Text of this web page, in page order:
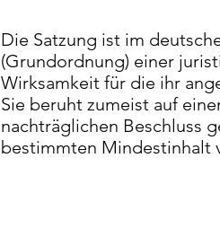
Die Satzung ist im
(Grundordnung) einer
Wirksamkeit für die ihr
Sie beruht zumeist auf
nachträglichen Beschluss
bestimmten Mindestinhalt